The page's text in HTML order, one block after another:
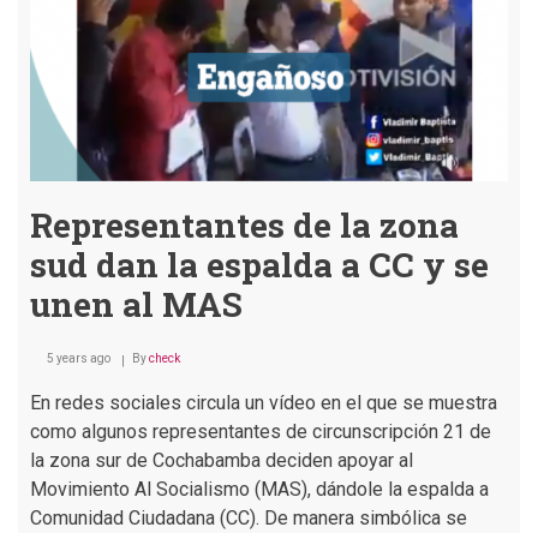
las
“Milicias
Boliviano-
Venezolano”
Representantes de la zona
sud dan la espalda a CC y se
unen al MAS
5 years ago Bycheck
En redes sociales circula un vídeo en el que se muestra
como algunos representantes de circunscripción 21 de
la zona sur de Cochabamba deciden apoyar al
Movimiento Al Socialismo (MAS), dándole la espalda a
Comunidad Ciudadana (CC). De manera simbólica se